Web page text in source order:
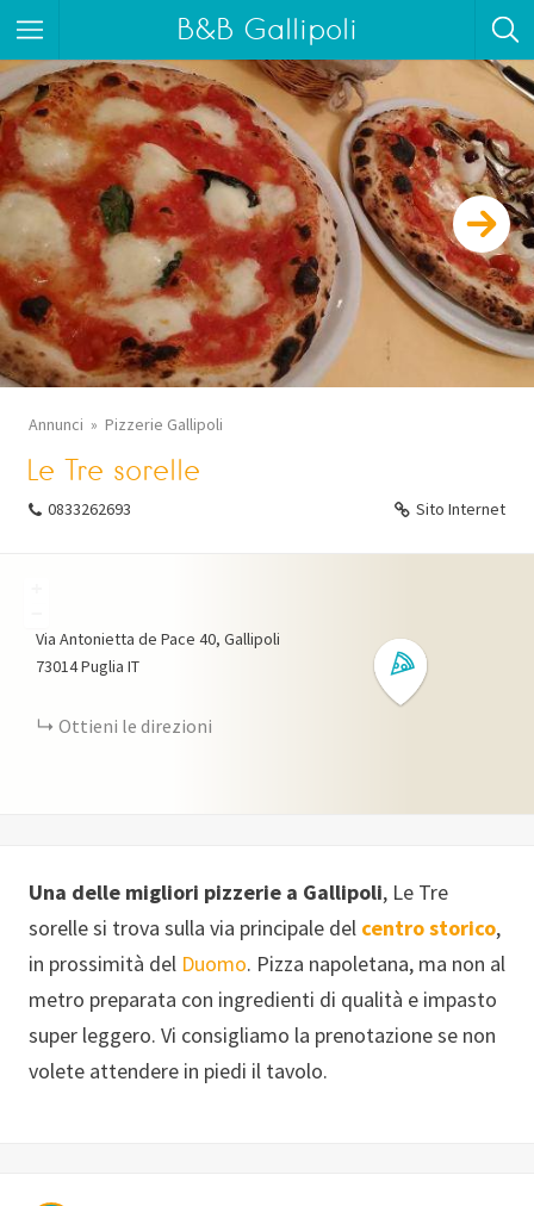
B&B Gallipoli
Annunci Pizzerie Gallipoli
Le Tre sorelle
0833262693 Sito Internet
Via Antonietta de Pace 40 Gallipoli
73014Puglia IT
Ottieni le direzioni
Una delle migliori pizzerie a Gallipoli, Le Tre
sorelle si trova sulla via principale del centro storico,
in prossimità del Duomo. Pizza napoletana, ma non al
metro preparata con ingredienti di qualità e impasto
super leggero. Vi consigliamo la prenotazione se non
volete attendere in piedi il tavolo.